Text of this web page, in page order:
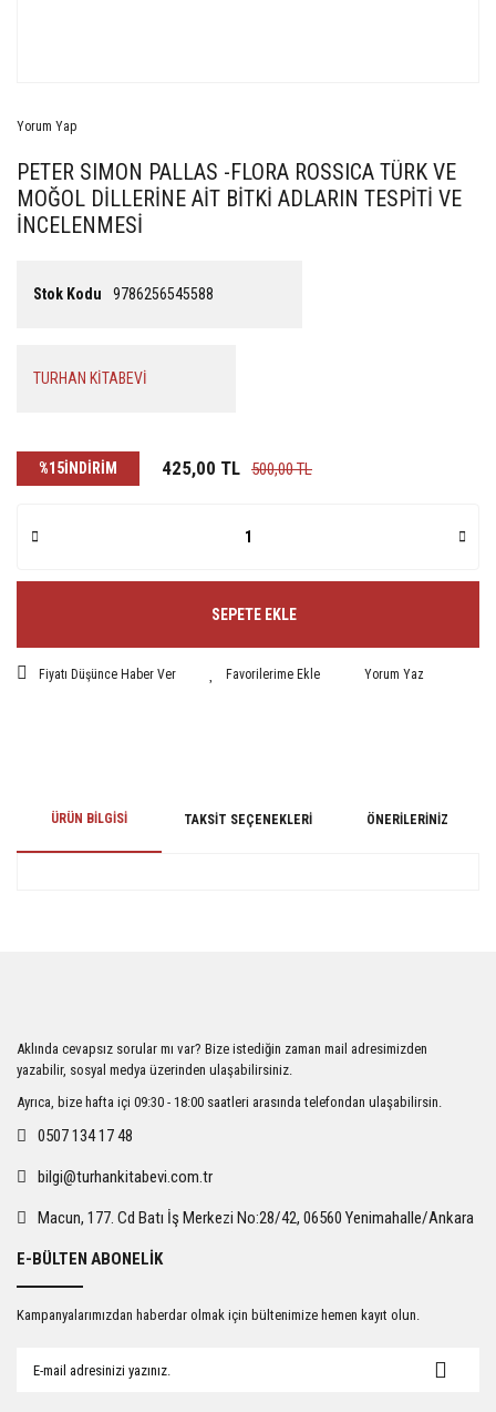
Yorum Yap
PETER SIMON PALLAS -FLORA ROSSICA TÜRK VE
MOĞOL DİLLERİNE AİT BİTKİ ADLARIN TESPİTİ VE
İNCELENMESİ
Stok Kodu 9786256545588
TURHAN KİTABEVİ
%15İNDİRİM 425,00 TL 500,00 TL
SEPETE EKLE
Fiyatı Düşünce Haber Ver Yorum Yaz
ÜRÜN BILGISI TAKSIT SEÇENEKLERI ÖNERILERINIZ
Ürün açıklamasında eksik bilgiler bulunuyor.
Ürün bilgilerinde hatalar bulunuyor.
Ürün fiyatı diğer sitelerden daha pahalı.
Gönder
Aklında cevapsız sorular mı var? Bize istediğin zaman mail adresimizden
yazabilir, sosyal medya üzerinden ulaşabilirsiniz.
Ayrıca, bize hafta içi 09:30 - 18:00 saatleri arasında telefondan ulaşabilirsin.
0507 134 17 48
bilgi@turhankitabevi.com.tr
Macun, 177. Cd Batı İş Merkezi No:28/42, 06560 Yenimahalle/Ankara
E-BÜLTEN ABONELİK
Kampanyalarımızdan haberdar olmak için bültenimize hemen kayıt olun.